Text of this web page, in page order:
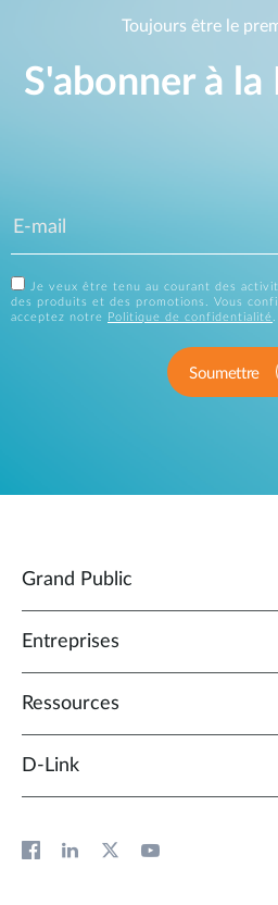
Toujours être le
S'abonner à
Je veux être tenu au courant des
des produits et des promotions. Vous
acceptez notre
Politique de confidentialité.
Soumettre
Grand Public
Entreprises
Ressources
D‑Link